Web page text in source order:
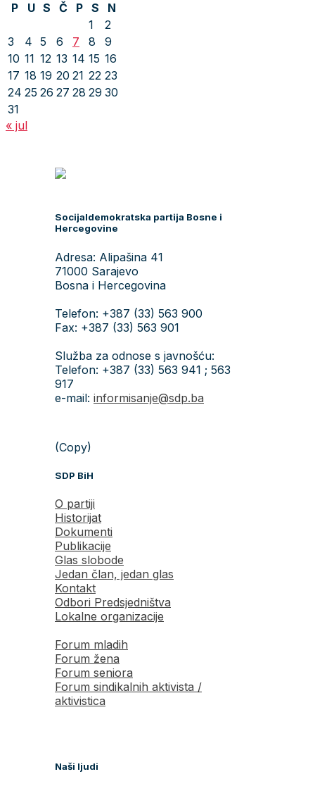
P
U S Č P S
N
1
2
3
4 5 6 7 8
9
10 11 12 13 14 15 16
17 18 19 20 21 22 23
24 25 26 27 28 29 30
31
« jul
Socijaldemokratska partija Bosne i
Hercegovine
Adresa: Alipašina 41
71000 Sarajevo
Bosna i Hercegovina
Telefon: +387 (33) 563 900
Fax: +387 (33) 563 901
Služba za odnose s javnošću:
Telefon: +387 (33) 563 941 ; 563
917
e-mail: informisanje@sdp.ba
(Copy)
SDP BiH
O partiji
Historijat
Dokumenti
Publikacije
Glas slobode
Jedan član, jedan glas
Kontakt
Odbori Predsjedništva
Lokalne organizacije
Forum mladih
Forum žena
Forum seniora
Forum sindikalnih aktivista /
aktivistica
Naši ljudi